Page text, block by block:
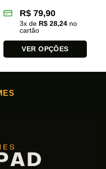
R$ 79,90
3x de R$ 28,24 no
cartão
VER OPÇÕES
produto
várias
ser
escolhidas
na